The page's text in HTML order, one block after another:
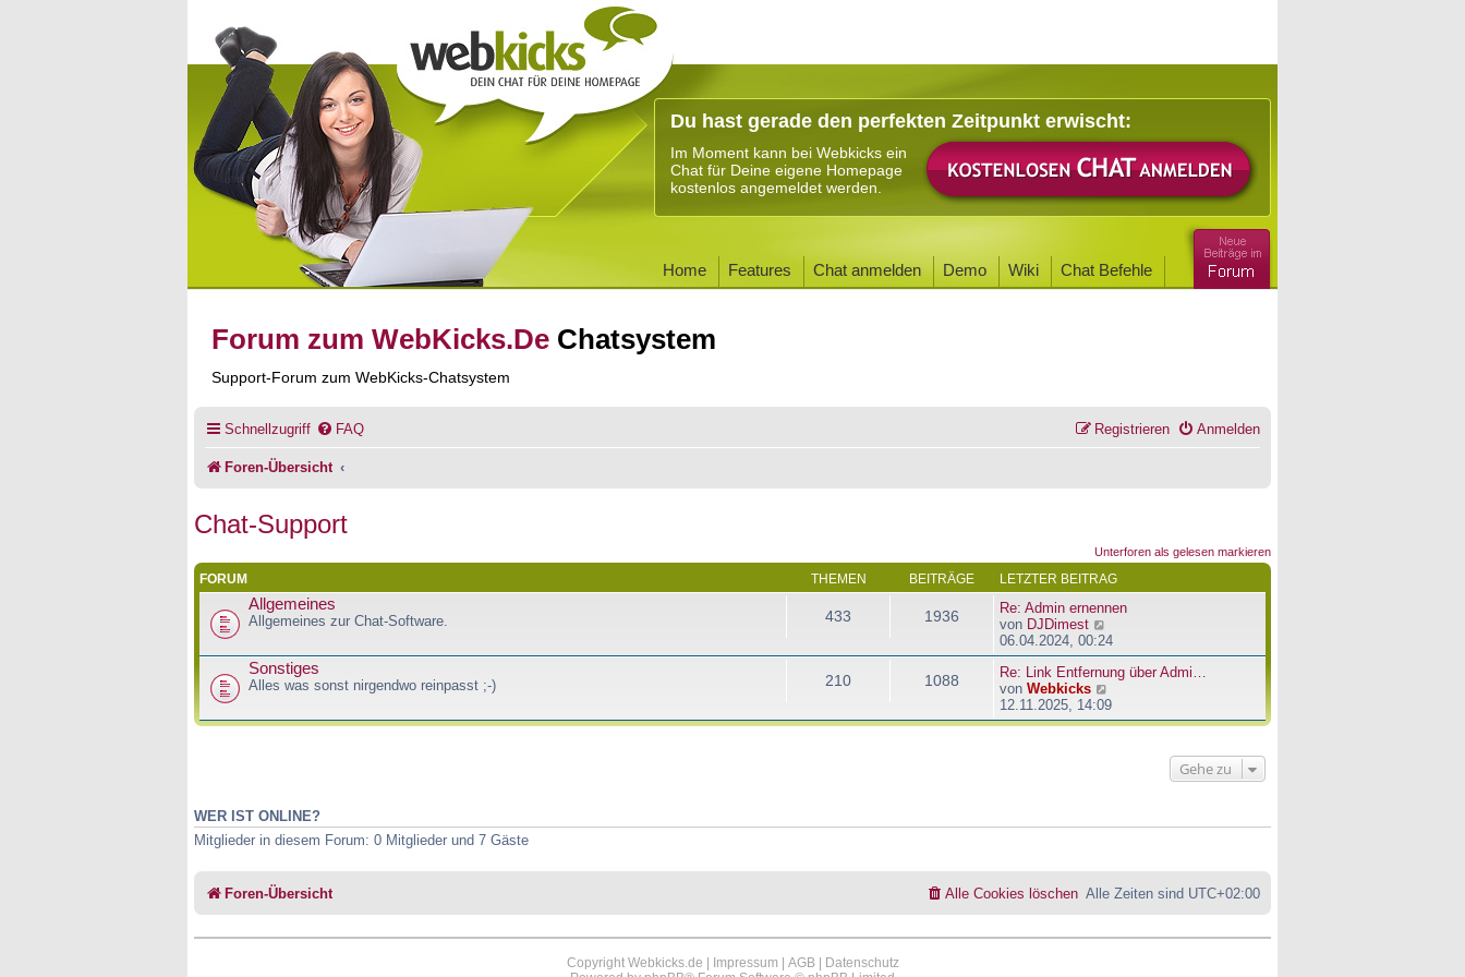
Du hast gerade den perfekten Zeitpunkt erwischt:
Im Moment kann bei Webkicks ein
Chat für Deine eigene Homepage
kostenlos angemeldet werden.
Home Features Chat anmelden Demo Wiki Chat Befehle
Forum zum WebKicks.De Chatsystem
Support-Forum zum WebKicks-Chatsystem
Schnellzugriff FAQ Anmelden
Registrieren
Foren-Übersicht
Chat-Support
Unterforen als gelesen markieren
FORUM THEMEN BEITRÄGE LETZTER BEITRAG
Allgemeines
Allgemeines zur Chat-Software. 433 1936
Re: Admin ernennen
von DJDimest
e
u
e
s
t
e
06.04.2024, 00:24
Sonstiges
Alles was sonst nirgendwo reinpasst ;-) 210 1088
Re: Link Entfernung über Admi…
von Webkicks
e
u
a
g
12.11.2025, 14:09
Gehe zu
WER IST ONLINE?
Mitglieder in diesem Forum: 0 Mitglieder und 7 Gäste
Foren-Übersicht Alle Zeiten sind UTC+02:00
Alle Cookies löschen
Copyright Webkicks.de | Impressum | AGB| Datenschutz